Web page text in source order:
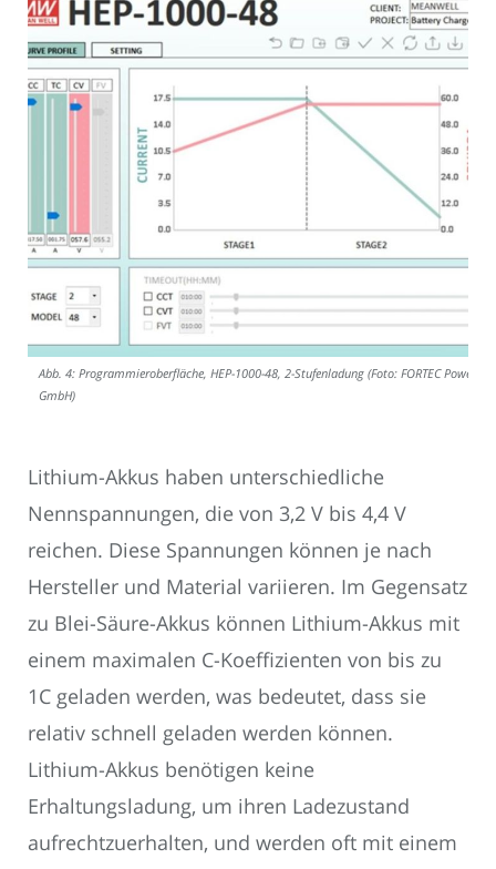
Abb. 4: Programmieroberfläche, HEP-1000-48, 2-Stufenladung (Foto: FORTEC Power
GmbH)
Lithium-Akkus haben unterschiedliche
Nennspannungen, die von 3,2 V bis 4,4 V
reichen. Diese Spannungen können je nach
Hersteller und Material variieren. Im Gegensatz
zu Blei-Säure-Akkus können Lithium-Akkus mit
einem maximalen C-Koeffizienten von bis zu
1C geladen werden, was bedeutet, dass sie
relativ schnell geladen werden können.
Lithium-Akkus benötigen keine
Erhaltungsladung, um ihren Ladezustand
aufrechtzuerhalten, und werden oft mit einem